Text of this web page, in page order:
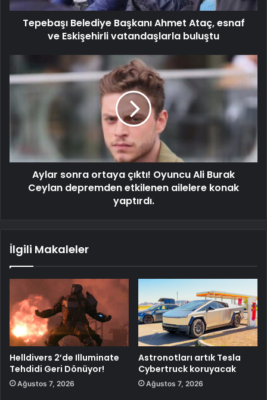
Tepebaşı Belediye Başkanı Ahmet Ataç, esnaf
ve Eskişehirli vatandaşlarla buluştu
Aylar sonra ortaya çıktı! Oyuncu Ali Burak
Ceylan depremden etkilenen ailelere konak
yaptırdı.
İlgili Makaleler
Helldivers 2’de Illuminate
Tehdidi Geri Dönüyor!
Ağustos 7, 2026
Astronotları artık Tesla
Cybertruck koruyacak
Ağustos 7, 2026